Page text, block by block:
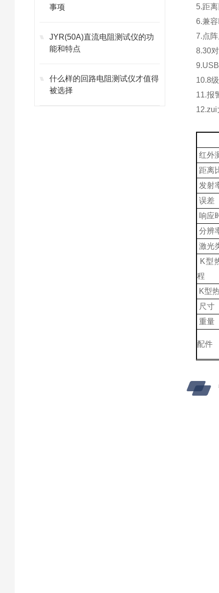
事项
JYR(50A)直流电阻测试仪的功
能和特点
什么样的回路电阻测试仪才值得
被选择
5.距
6.兼
7.点
8.30
9.USB
10.8
11.报
12.zui
红外
距离
发射
误差
响应
分辨
激光
K型
程
K型
尺寸
重量
配件